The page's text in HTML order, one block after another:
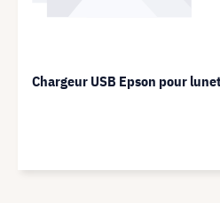
Chargeur USB Epson pour